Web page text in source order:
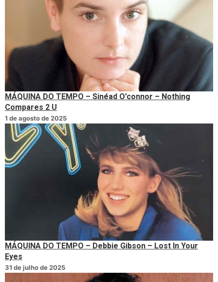
MÁQUINA DO TEMPO – Sinéad O’connor – Nothing
Compares 2 U
1 de agosto de 2025
MÁQUINA DO TEMPO – Debbie Gibson – Lost In Your
Eyes
31 de julho de 2025